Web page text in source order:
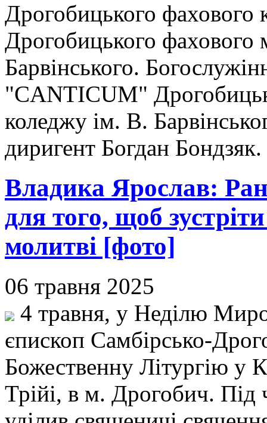
Дрогобицького фахового
Дрогобицького
Барвінського.
"CANTICUM"
коледжу ім. В.
диригент Богдан Бондзяк.
Владика Ярослав:
для того, щоб
молитві [фото]
06 травня 2025
4 травня, у Неділю
єпископ Самбірсько-
Божественну Літургію у
Трійі, в м. Дрогобич. Під